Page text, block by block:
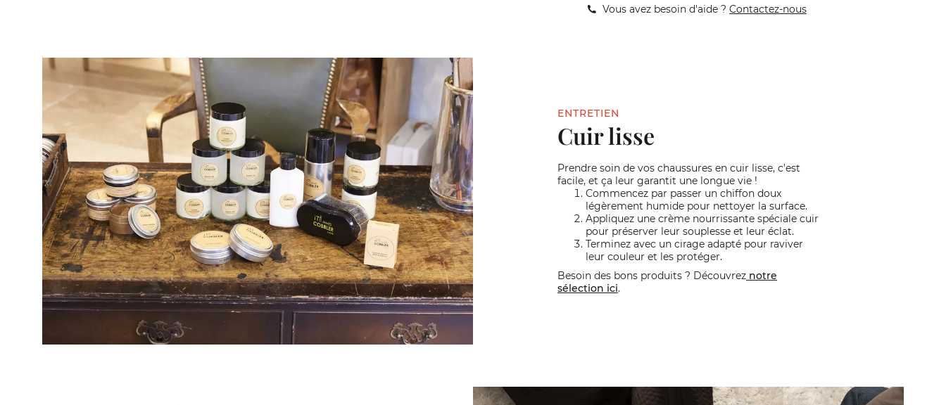
Vous avez besoin d'aide ? Contactez-nous
ENTRETIEN
Cuir lisse
Prendre soin de vos chaussures en cuir lisse, c'est
facile, et ça leur garantit une longue vie !
Commencez par passer un chiffon doux
légèrement humide pour nettoyer la surface.
Appliquez une crème nourrissante spéciale cuir
pour préserver leur souplesse et leur éclat.
Terminez avec un cirage adapté pour raviver
leur couleur et les protéger.
Besoin des bons produits ? Découvrez notre
sélection ici.